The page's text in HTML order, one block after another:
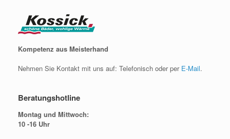
Kompetenz aus Meisterhand
Nehmen Sie Kontakt mit uns auf: Telefonisch oder per E-Mail.
Beratungshotline
Montag und Mittwoch:
10 -16 Uhr